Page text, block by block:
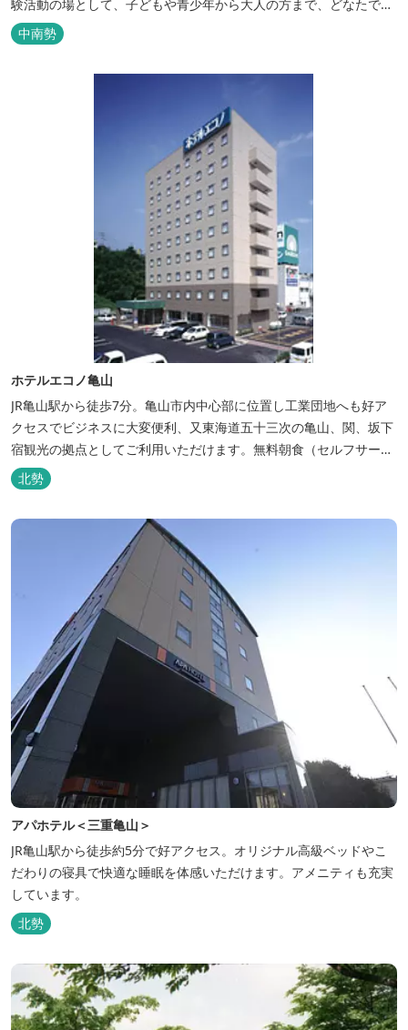
験活動の場として、子どもや青少年から大人の方まで、どなたでも
ご利用いただけます。 ヨットやボート・カヤックをはじめとするマ
リンアクティビティや併設する海の乗馬倶楽部エルカバージョでの
乗馬体験が可能！ 小中学生や団体様向けに海の自然体験教室も開催
中南勢
ホテルエコノ亀山
JR亀山駅から徒歩7分。亀山市内中心部に位置し工業団地へも好ア
クセスでビジネスに大変便利、又東海道五十三次の亀山、関、坂下
宿観光の拠点としてご利用いただけます。無料朝食（セルフサービ
ス）、無料駐車場付で低価格な高機能ホテルです。
北勢
アパホテル＜三重亀山＞
JR亀山駅から徒歩約5分で好アクセス。オリジナル高級ベッドやこ
だわりの寝具で快適な睡眠を体感いただけます。アメニティも充実
しています。
北勢